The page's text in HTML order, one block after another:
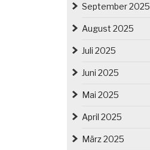
September 2025
August 2025
Juli 2025
Juni 2025
Mai 2025
April 2025
März 2025